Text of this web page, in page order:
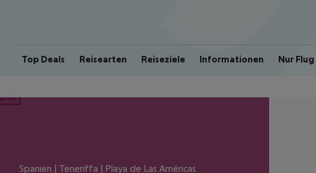
Top Deals Reisearten Reiseziele Informationen Nur
Spanien | Teneriffa | Playa de Las Américas